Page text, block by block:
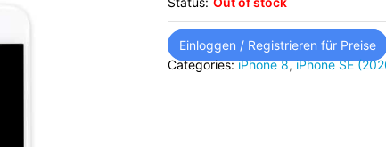
Einloggen / Registrieren für Preise
Categories:iPhone 8,iPhone SE